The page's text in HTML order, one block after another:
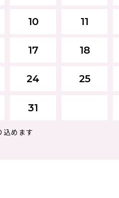
10 11
17 18
24 25
31
めます